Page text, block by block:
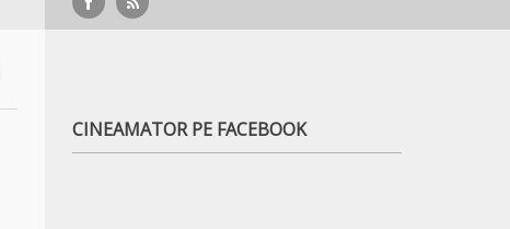
CINEAMATOR PE FACEBOOK